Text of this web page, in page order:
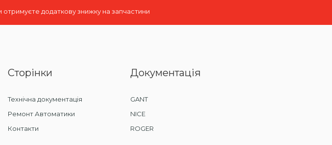
отримуєте додаткову знижку на запчастини
Сторінки
Технічна документація
Ремонт Автоматики
Контакти
Документація
GANT
NICE
ROGER